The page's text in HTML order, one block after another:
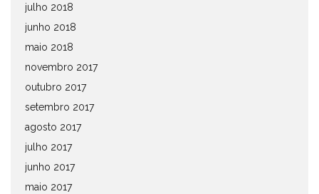
julho 2018
junho 2018
maio 2018
novembro 2017
outubro 2017
setembro 2017
agosto 2017
julho 2017
junho 2017
maio 2017